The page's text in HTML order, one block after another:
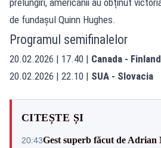
de fundașul Quinn Hughes.
Programul semifinalelor
20.02.2026 | 17.40 | Canada -
20.02.2026 | 22.10 | SUA - Slovacia
CITEȘTE ȘI
20:43Gest superb făcut de Adrian